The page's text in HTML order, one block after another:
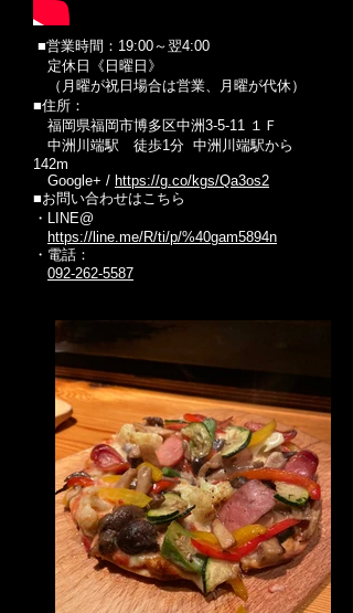
■営業時間：19:00～翌4:00
定休日《日曜日》
（月曜が祝日場合は営業、月曜が代休）
■住所：
福岡県福岡市博多区中洲3-5-11 １Ｆ
中洲川端駅 徒歩1分 中洲川端駅から
142m
Google+ / https://g.co/kgs/Qa3os2
■お問い合わせはこちら
・LINE@
https://line.me/R/ti/p/%40gam5894n
・電話：
092-262-5587